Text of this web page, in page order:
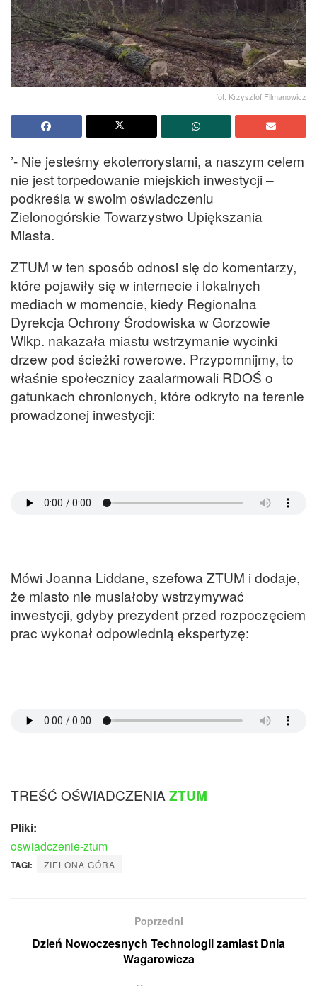
fot. Krzysztof Filmanowicz
’- Nie jesteśmy ekoterrorystami, a naszym celem
nie jest torpedowanie miejskich inwestycji –
podkreśla w swoim oświadczeniu
Zielonogórskie Towarzystwo Upiększania
Miasta.
ZTUM w ten sposób odnosi się do komentarzy,
które pojawiły się w internecie i lokalnych
mediach w momencie, kiedy Regionalna
Dyrekcja Ochrony Środowiska w Gorzowie
Wlkp. nakazała miastu wstrzymanie wycinki
drzew pod ścieżki rowerowe. Przypomnijmy, to
właśnie społecznicy zaalarmowali RDOŚ o
gatunkach chronionych, które odkryto na terenie
prowadzonej inwestycji:
Mówi Joanna Liddane, szefowa ZTUM i dodaje,
że miasto nie musiałoby wstrzymywać
inwestycji, gdyby prezydent przed rozpoczęciem
prac wykonał odpowiednią ekspertyzę:
TREŚĆ OŚWIADCZENIA ZTUM
Pliki:
oswiadczenie-ztum
TAGI: ZIELONA GÓRA
Poprzedni
Dzień Nowoczesnych Technologii zamiast Dnia
Wagarowicza